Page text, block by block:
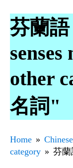
芬蘭
other
名詞"
Home
category
芬蘭